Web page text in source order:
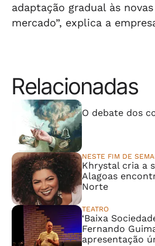
adaptação gradual às
mercado”, explica a
Relacionadas
O debate dos
NESTE FIM DE
Khrystal cria a
Alagoas
Norte
TEATRO
‘Baixa
Fernando
apresentação